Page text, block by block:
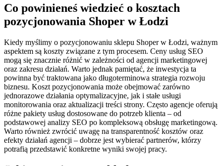
Co powinieneś wiedzieć o kosztach
pozycjonowania Shoper w Łodzi
Kiedy myślimy o pozycjonowaniu sklepu Shoper w Łodzi, ważnym
aspektem są koszty związane z tym procesem. Ceny usług SEO
mogą się znacznie różnić w zależności od agencji marketingowej
oraz zakresu działań. Warto jednak pamiętać, że inwestycja ta
powinna być traktowana jako długoterminowa strategia rozwoju
biznesu. Koszt pozycjonowania może obejmować zarówno
jednorazowe działania optymalizacyjne, jak i stałe usługi
monitorowania oraz aktualizacji treści strony. Często agencje oferują
różne pakiety usług dostosowane do potrzeb klienta – od
podstawowej analizy SEO po kompleksową obsługę marketingową.
Warto również zwrócić uwagę na transparentność kosztów oraz
efekty działań agencji – dobrze jest wybierać partnerów, którzy
potrafią przedstawić konkretne wyniki swojej pracy.